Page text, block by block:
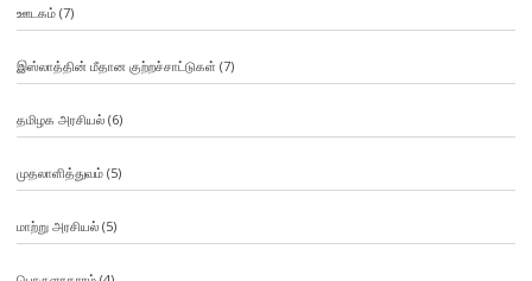
ஊடகம்(7)
இஸ்லாத்தின் மீதான குற்றச்சாட்டுகள் (7)
தமிழக அரசியல்(6)
முதலாளித்துவம்(5)
மாற்று அரசியல்(5)